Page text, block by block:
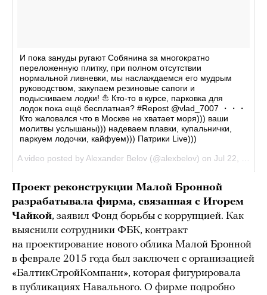
Проект реконструкции Малой Бронной
разрабатывала фирма, связанная с Игорем
Чайкой, заявил Фонд борьбы с коррупцией. Как
выяснили сотрудники ФБК, контракт
на проектирование нового облика Малой Бронной
в феврале 2015 года был заключен с организацией
«БалтикСтройКомпани», которая фигурировала
в публикациях Навального. О фирме подробно